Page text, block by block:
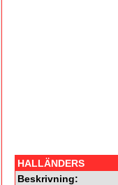
HALLÄNDERS
Beskrivning: